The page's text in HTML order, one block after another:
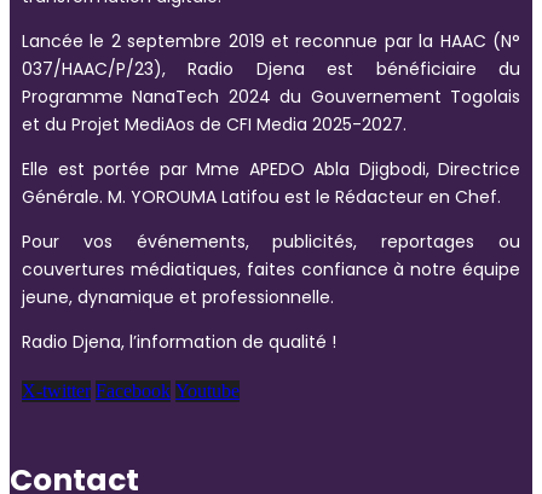
Lancée le 2 septembre 2019 et reconnue par la HAAC (N°
037/HAAC/P/23), Radio Djena est bénéficiaire du
Programme NanaTech 2024 du Gouvernement Togolais
et du Projet MediAos de CFI Media 2025-2027.
Elle est portée par Mme APEDO Abla Djigbodi, Directrice
Générale. M. YOROUMA Latifou est le Rédacteur en Chef.
Pour vos événements, publicités, reportages ou
couvertures médiatiques, faites confiance à notre équipe
jeune, dynamique et professionnelle.
Radio Djena, l’information de qualité !
X-twitter Facebook Youtube
Contact